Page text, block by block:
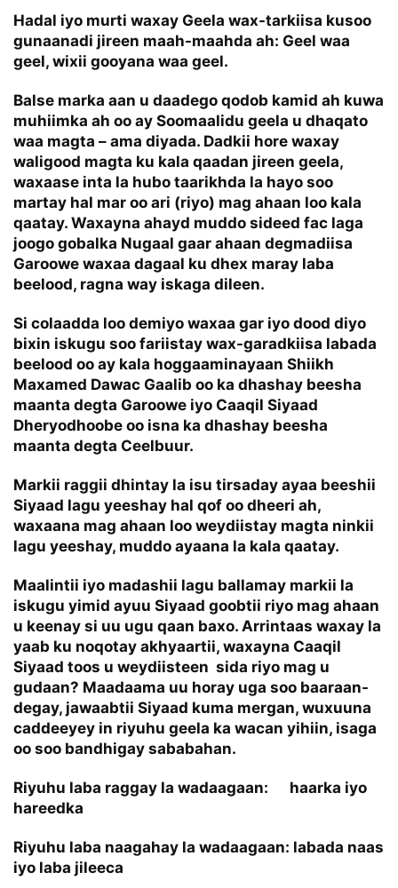
Hadal iyo murti waxay Geela wax-tarkiisa kusoo
gunaanadi jireen maah-maahda ah: Geel waa
geel, wixii gooyana waa geel.
Balse marka aan u daadego qodob kamid ah kuwa
muhiimka ah oo ay Soomaalidu geela u dhaqato
waa magta – ama diyada. Dadkii hore waxay
waligood magta ku kala qaadan jireen geela,
waxaase inta la hubo taarikhda la hayo soo
martay hal mar oo ari (riyo) mag ahaan loo kala
qaatay. Waxayna ahayd muddo sideed fac laga
joogo gobalka Nugaal gaar ahaan degmadiisa
Garoowe waxaa dagaal ku dhex maray laba
beelood, ragna way iskaga dileen.
Si colaadda loo demiyo waxaa gar iyo dood diyo
bixin iskugu soo fariistay wax-garadkiisa labada
beelood oo ay kala hoggaaminayaan Shiikh
Maxamed Dawac Gaalib oo ka dhashay beesha
maanta degta Garoowe iyo Caaqil Siyaad
Dheryodhoobe oo isna ka dhashay beesha
maanta degta Ceelbuur.
Markii raggii dhintay la isu tirsaday ayaa beeshii
Siyaad lagu yeeshay hal qof oo dheeri ah,
waxaana mag ahaan loo weydiistay magta ninkii
lagu yeeshay, muddo ayaana la kala qaatay.
Maalintii iyo madashii lagu ballamay markii la
iskugu yimid ayuu Siyaad goobtii riyo mag ahaan
u keenay si uu ugu qaan baxo. Arrintaas waxay la
yaab ku noqotay akhyaartii, waxayna Caaqil
Siyaad toos u weydiisteen sida riyo mag u
gudaan? Maadaama uu horay uga soo baaraan-
degay, jawaabtii Siyaad kuma mergan, wuxuuna
caddeeyey in riyuhu geela ka wacan yihiin, isaga
oo soo bandhigay sababahan.
Riyuhu laba raggay la wadaagaan: haarka iyo
hareedka
Riyuhu laba naagahay la wadaagaan: labada naas
iyo laba jileeca